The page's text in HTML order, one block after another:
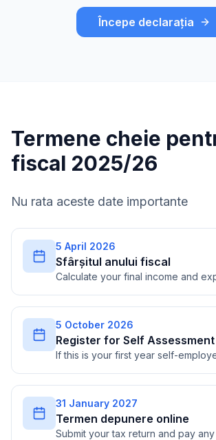
Începe declarația
Termene cheie
fiscal 2025/26
Nu rata aceste date importante
5 April 2026
Sfârșitul anului fiscal
Calculate your final income and
5 October 2026
Register for Self Assessment
If this is your first year self-
31 January 2027
Termen depunere online
Submit your tax return and pay